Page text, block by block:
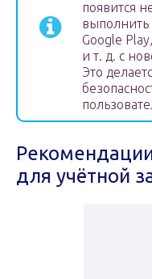
появится
выполнить
Google
и т. д. с
Это
для учётной